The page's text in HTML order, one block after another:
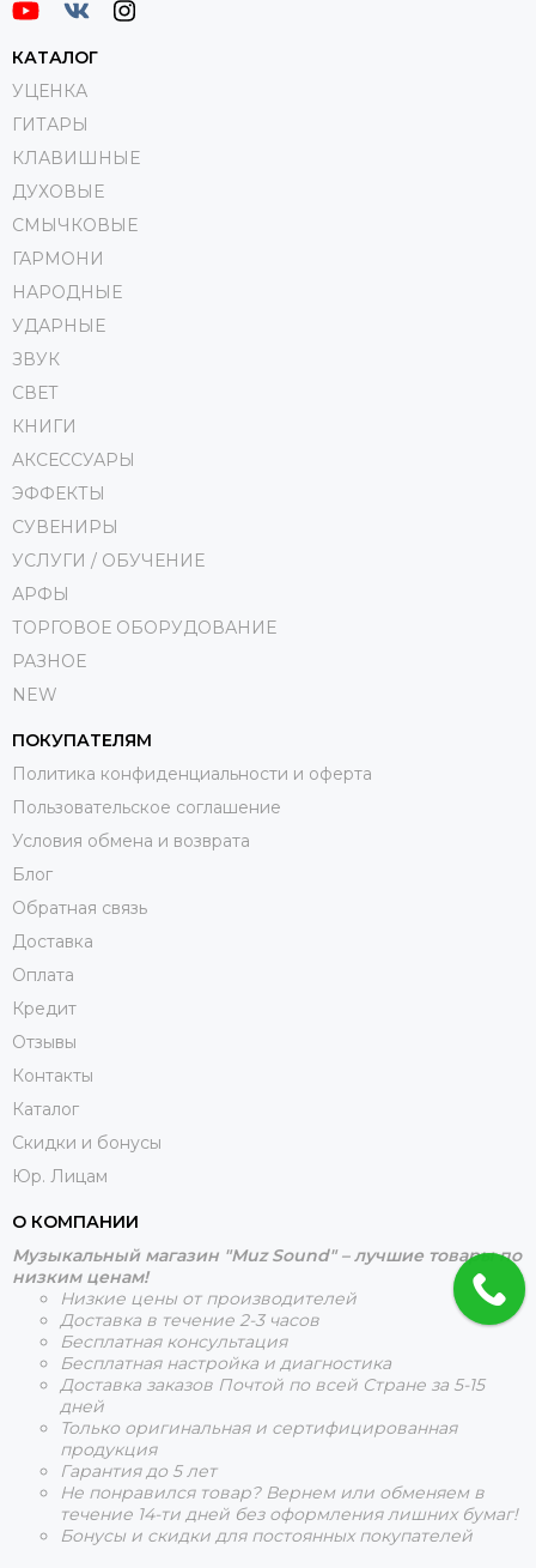
КАТАЛОГ
УЦЕНКА
ГИТАРЫ
КЛАВИШНЫЕ
ДУХОВЫЕ
СМЫЧКОВЫЕ
ГАРМОНИ
НАРОДНЫЕ
УДАРНЫЕ
ЗВУК
СВЕТ
КНИГИ
АКСЕССУАРЫ
ЭФФЕКТЫ
СУВЕНИРЫ
УСЛУГИ / ОБУЧЕНИЕ
АРФЫ
ТОРГОВОЕ ОБОРУДОВАНИЕ
РАЗНОЕ
NEW
ПОКУПАТЕЛЯМ
Политика конфиденциальности и оферта
Пользовательское соглашение
Условия обмена и возврата
Блог
Обратная связь
Доставка
Оплата
Кредит
Отзывы
Контакты
Каталог
Скидки и бонусы
Юр. Лицам
О КОМПАНИИ
Музыкальный магазин "Muz Sound" – лучшие товары по
низким ценам!
Низкие цены от производителей
Доставка в течение 2-3 часов
Бесплатная консультация
Бесплатная настройка и диагностика
Доставка заказов Почтой по всей Стране за 5-15
дней
Только оригинальная и сертифицированная
продукция
Гарантия до 5 лет
Не понравился товар? Вернем или обменяем в
течение 14-ти дней без оформления лишних бумаг!
Бонусы и скидки для постоянных покупателей